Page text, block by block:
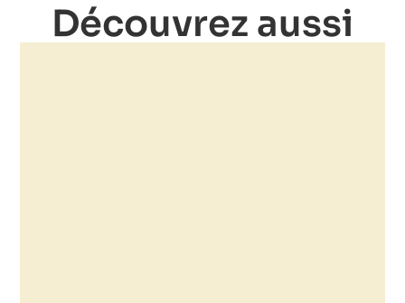
Découvrez aussi